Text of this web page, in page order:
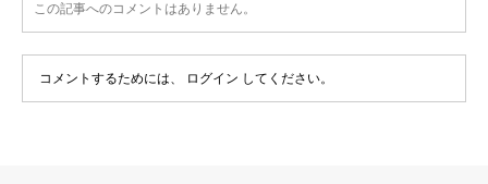
この記事へのコメントはありません。
コメントするためには、 ログイン してください。